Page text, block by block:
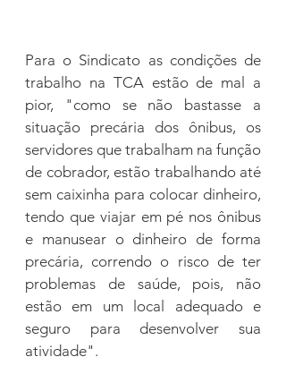
Para o Sindicato as condições de
trabalho na TCA estão de mal a
pior, "como se não bastasse a
situação precária dos ônibus, os
servidores que trabalham na função
de cobrador, estão trabalhando até
sem caixinha para colocar dinheiro,
tendo que viajar em pé nos ônibus
e manusear o dinheiro de forma
precária, correndo o risco de ter
problemas de saúde, pois, não
estão em um local adequado e
seguro para desenvolver sua
atividade".